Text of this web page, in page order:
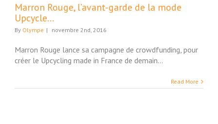
Marron Rouge, l’avant-garde de la mode
Upcycle…
By Olympe | novembre 2nd, 2016
Marron Rouge lance sa campagne de crowdfunding, pour
créer le Upcycling made in France de demain...
Read More